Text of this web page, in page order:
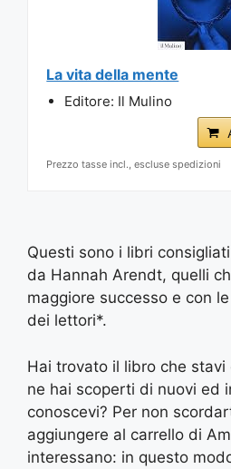
La vita della mente
Editore: Il Mulino
Prezzo tasse incl., escluse spedizioni
Questi sono i libri
da Hannah Arendt, quelli
maggiore successo e con
dei lettori*.
Hai trovato il libro che stavi
ne hai scoperti di nuovi ed
conoscevi? Per non
aggiungere al carrello di
interessano: in questo